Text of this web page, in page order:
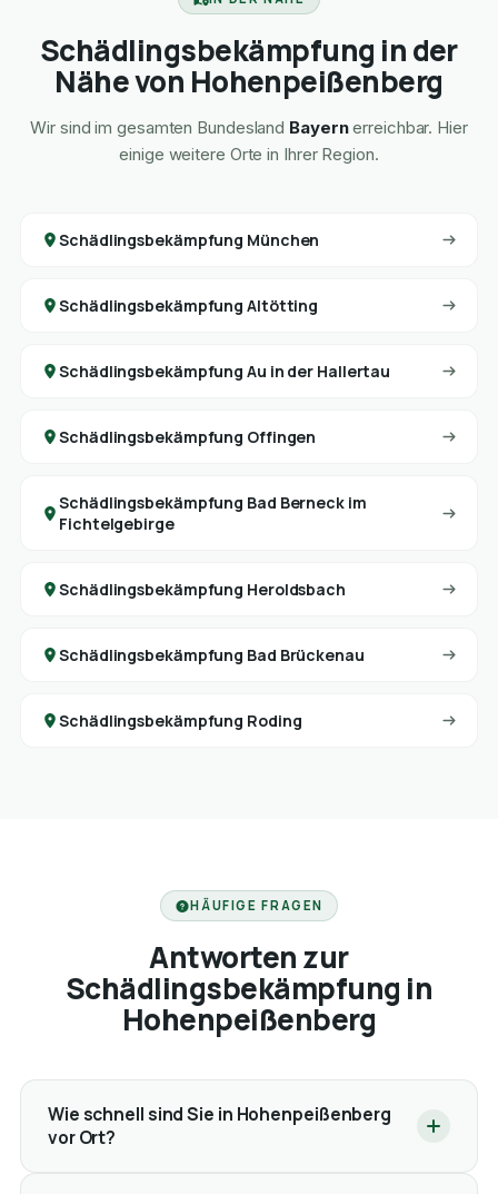
Schädlingsbekämpfung in der
Nähe von Hohenpeißenberg
Wir sind im gesamten Bundesland Bayernerreichbar. Hier
einige weitere Orte in Ihrer Region.
Schädlingsbekämpfung München
Schädlingsbekämpfung Altötting
Schädlingsbekämpfung Au in der Hallertau
Schädlingsbekämpfung Offingen
Schädlingsbekämpfung Bad Berneck im
Fichtelgebirge
Schädlingsbekämpfung Heroldsbach
Schädlingsbekämpfung Bad Brückenau
Schädlingsbekämpfung Roding
HÄUFIGE FRAGEN
Antworten zur
Schädlingsbekämpfung in
Hohenpeißenberg
Wie schnell sind Sie in Hohenpeißenberg
vor Ort?